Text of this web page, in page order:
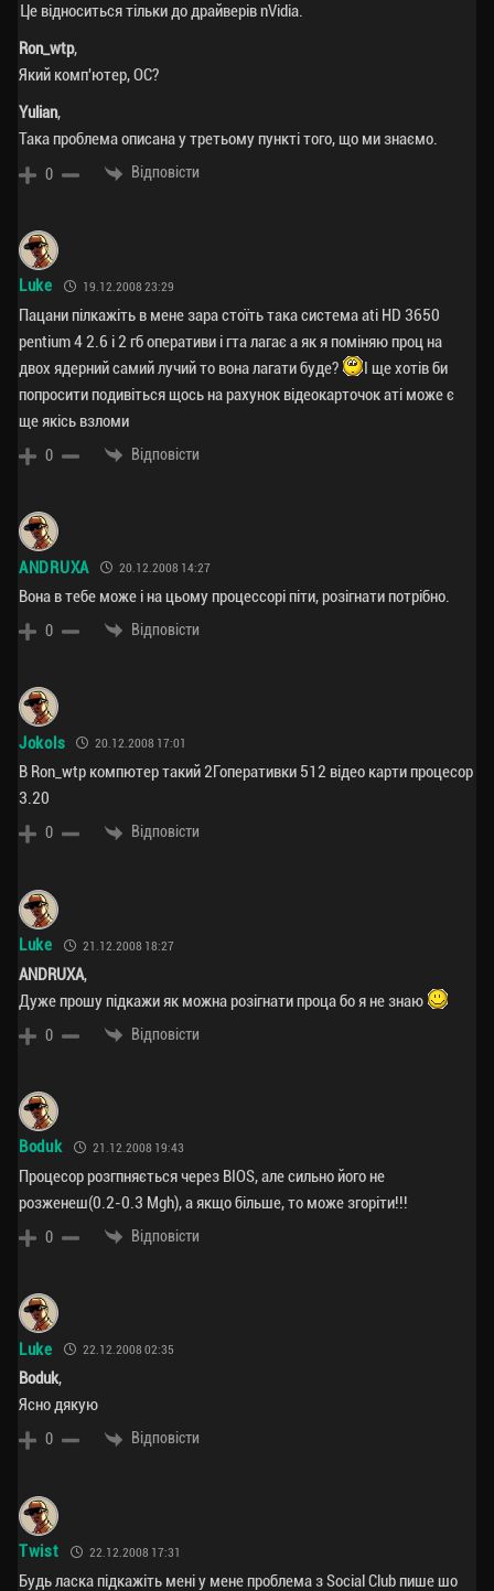
Це відноситься тільки до драйверів nVidia.
Ron_wtp,
Який комп'ютер, ОС?
Yulian,
Така проблема описана у третьому пункті того, що ми знаємо.
0 Відповісти
Luke 19.12.2008 23:29
Пацани пілкажіть в мене зара стоїть така система ati HD 3650
pentium 4 2.6 і 2 гб оперативи і гта лагає а як я поміняю проц на
двох ядерний самий лучий то вона лагати буде?
І ще хотів би
попросити подивіться щось на рахунок відеокарточок аті може є
ще якісь взломи
0 Відповісти
ANDRUXA 20.12.2008 14:27
Вона в тебе може і на цьому процессорі піти, розігнати потрібно.
0 Відповісти
Jokols 20.12.2008 17:01
В Ron_wtp компютер такий 2Гоперативки 512 відео карти процесор
3.20
0 Відповісти
Luke 21.12.2008 18:27
ANDRUXA,
Дуже прошу підкажи як можна розігнати проца бо я не знаю
0 Відповісти
Boduk 21.12.2008 19:43
Процесор розгпняється через BIOS, але сильно його не
розженеш(0.2-0.3 Mgh), а якщо більше, то може згоріти!!!
0 Відповісти
Luke 22.12.2008 02:35
Boduk,
Ясно дякую
0 Відповісти
Twist 22.12.2008 17:31
Будь ласка підкажіть мені у мене проблема з Social Club пише шо